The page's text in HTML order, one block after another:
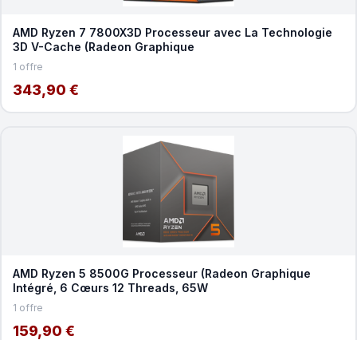
AMD Ryzen 7 7800X3D Processeur avec La Technologie
3D V-Cache (Radeon Graphique
1 offre
343,90 €
AMD Ryzen 5 8500G Processeur (Radeon Graphique
Intégré, 6 Cœurs 12 Threads, 65W
1 offre
159,90 €